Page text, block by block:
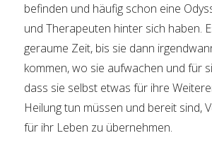
befinden und häufig schon eine
und Therapeuten hinter sich haben.
geraume Zeit, bis sie dann
kommen, wo sie aufwachen und für
dass sie selbst etwas für ihre
Heilung tun müssen und bereit sind,
für ihr Leben zu übernehmen.